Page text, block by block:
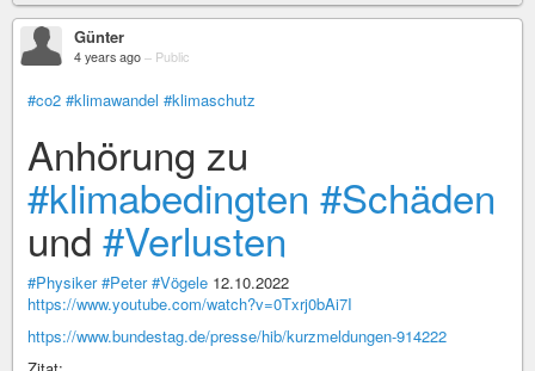
Günter
4 years ago – Public
#co2 #klimawandel #klimaschutz
Anhörung zu
#klimabedingten #Schäden
und #Verlusten
#Physiker #Peter #Vögele 12.10.2022
https://www.youtube.com/watch?v=0Txrj0bAi7I
https://www.bundestag.de/presse/hib/kurzmeldungen-914222